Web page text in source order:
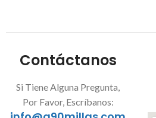
Contáctanos
Si Tiene Alguna Pregunta,
Por Favor, Escríbanos: